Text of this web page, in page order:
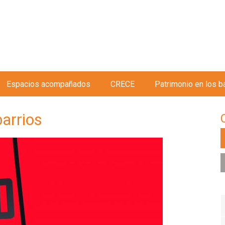
Espacios acompañados CRECE Patrimonio en los